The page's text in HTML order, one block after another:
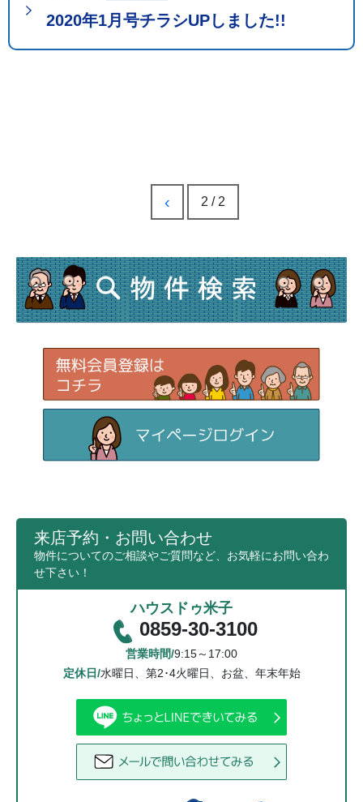
2020年1月号チラシUPしました!!
‹ 2 / 2
来店予約・お問い合わせ
物件についてのご相談やご質問など、お気軽にお問い合わ
せ下さい！
ハウスドゥ米子
0859-30-3100
営業時間/9:15～17:00
定休日/水曜日、第2･4火曜日、お盆、年末年始